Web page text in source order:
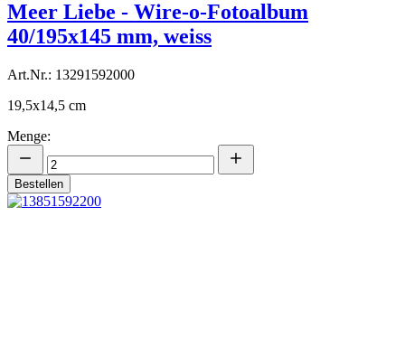
Meer Liebe - Wire-o-Fotoalbum
40/195x145 mm, weiss
Art.Nr.: 13291592000
19,5x14,5 cm
Menge:
Bestellen